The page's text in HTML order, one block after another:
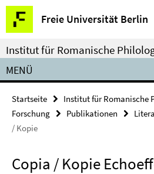
Springe
direkt
zu
Inhalt
Freie Universität Berlin
Service-
Navigation
Institut für Romanische
MENÜ
Startseite
Institut für Romanische
Forschung
Publikationen
/ Kopie
Copia / Kopie